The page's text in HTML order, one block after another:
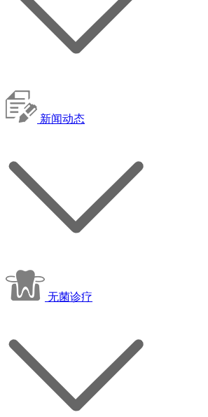
新闻动态
无菌诊疗